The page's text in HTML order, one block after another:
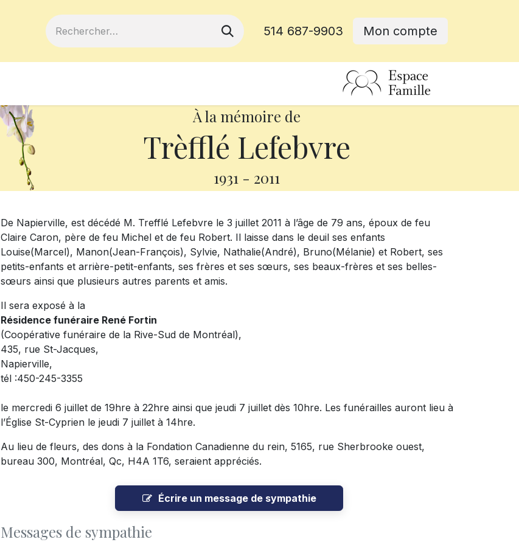
514 687-9903 Mon compte
À la mémoire de
Trèfflé Lefebvre
1931 - 2011
De Napierville, est décédé M. Trefflé Lefebvre le 3 juillet 2011 à l’âge de 79 ans, époux de feu
Claire Caron, père de feu Michel et de feu Robert. Il laisse dans le deuil ses enfants
Louise(Marcel), Manon(Jean-François), Sylvie, Nathalie(André), Bruno(Mélanie) et Robert, ses
petits-enfants et arrière-petit-enfants, ses frères et ses sœurs, ses beaux-frères et ses belles-
sœurs ainsi que plusieurs autres parents et amis.
Il sera exposé à la
Résidence funéraire René Fortin
(Coopérative funéraire de la Rive-Sud de Montréal),
435, rue St-Jacques,
Napierville,
tél :450-245-3355
le mercredi 6 juillet de 19hre à 22hre ainsi que jeudi 7 juillet dès 10hre. Les funérailles auront lieu à
l’Église St-Cyprien le jeudi 7 juillet à 14hre.
Au lieu de fleurs, des dons à la Fondation Canadienne du rein, 5165, rue Sherbrooke ouest,
bureau 300, Montréal, Qc, H4A 1T6, seraient appréciés.
Écrire un message de sympathie
Messages de sympathie